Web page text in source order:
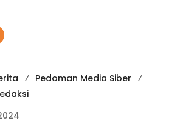
Pedoman Media Siber